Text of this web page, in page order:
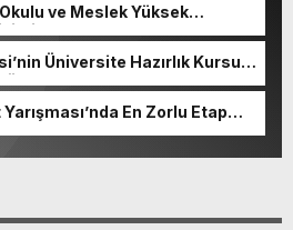
ve Meslek Yüksek
Üniversite Hazırlık Kursu
7 Ağustos.
En Zorlu Etap